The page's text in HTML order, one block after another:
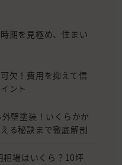
期を見極め、住まい
欠！費用を抑えて信
ント
壁塗装！いくらかか
る秘訣まで徹底解剖
相場はいくら？10坪